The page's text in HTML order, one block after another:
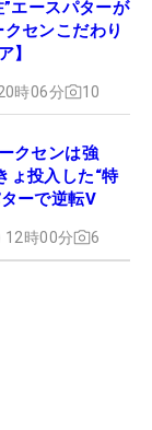
エースパターが
センこだわり
】
時06分 10
クセンは強
投入した“特
ーで逆転V
12時00分 6